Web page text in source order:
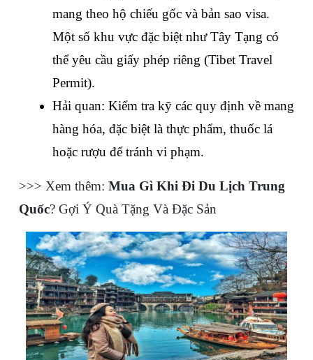
mang theo hộ chiếu gốc và bản sao visa.
Một số khu vực đặc biệt như Tây Tạng có
thể yêu cầu giấy phép riêng (Tibet Travel
Permit).
Hải quan: Kiểm tra kỹ các quy định về mang
hàng hóa, đặc biệt là thực phẩm, thuốc lá
hoặc rượu để tránh vi phạm.
>>> Xem thêm: Mua Gì Khi Đi Du Lịch Trung
Quốc? Gợi Ý Quà Tặng Và Đặc Sản